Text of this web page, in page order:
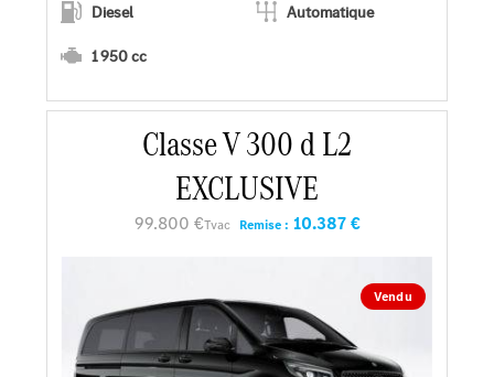
Diesel
Automatique
1 950 cc
En savoir plus
Faire un essai
Vendu
Classe V 300 d L2
EXCLUSIVE
99.800 €Tvac Remise : 10.387 €